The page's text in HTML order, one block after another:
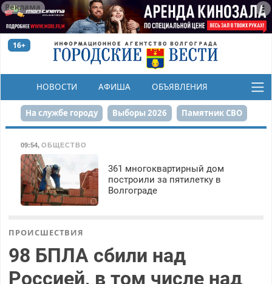
Реклама
16+
НОВОСТИ АФИША ОБЪЯВЛЕНИЯ
КОНКУРСЫ
На службе городу Выборы 2026 Памятник СВО
Набережная День Победы Реконструкция ЦПКиО
80-летие Победы Парк Героев-летчиков
09:54, ОБЩЕСТВО
361 многоквартирный дом
построили за пятилетку в
Волгограде
ПРОИСШЕСТВИЯ
98 БПЛА сбили над
Россией, в том числе над